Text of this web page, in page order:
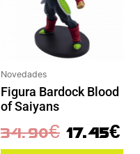
Novedades
Figura Bardock Blood
of Saiyans
34.90€ 17.45€